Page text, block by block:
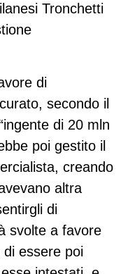
Tronchetti
di
secondo il
di 20 mln
poi gestito il
creando
altra
di
svolte a favore
di essere poi